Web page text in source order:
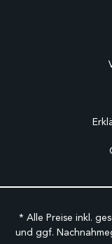
* Alle Preise inkl.
und ggf.